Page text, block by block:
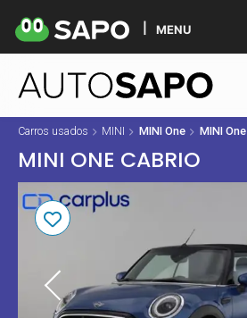
MENU
Carros usados MINI MINI One MINI
MINI ONE CABRIO